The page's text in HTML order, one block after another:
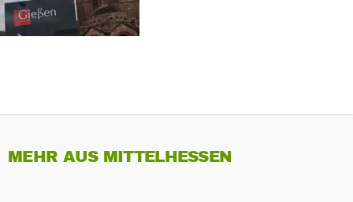
MEHR AUS MITTELHESSEN